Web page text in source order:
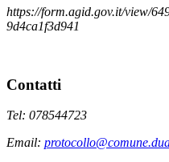
https://form.agid.gov.it/view/
9d4ca1f3d941
Contatti
Tel: 078544723
Email: